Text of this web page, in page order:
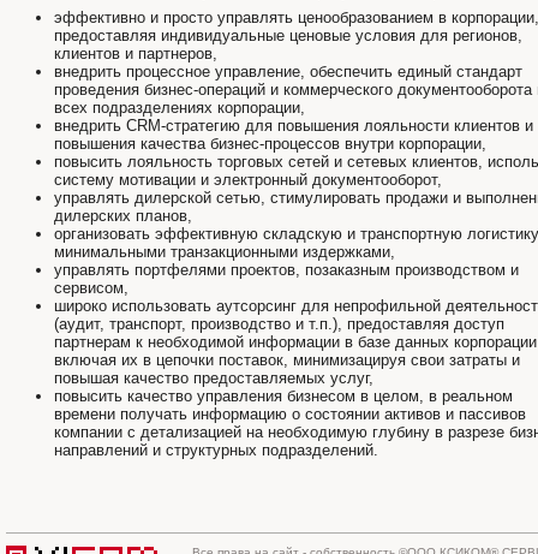
эффективно и просто управлять ценообразованием в корпорации,
предоставляя индивидуальные ценовые условия для регионов,
клиентов и партнеров,
внедрить процессное управление, обеспечить единый стандарт
проведения бизнес-операций и коммерческого документооборота
всех подразделениях корпорации,
внедрить CRM-стратегию для повышения лояльности клиентов и
повышения качества бизнес-процессов внутри корпорации,
повысить лояльность торговых сетей и сетевых клиентов,
систему мотивации и электронный документооборот,
управлять дилерской сетью, стимулировать продажи и
дилерских планов,
организовать эффективную складскую и транспортную
минимальными транзакционными издержками,
управлять портфелями проектов, позаказным производством и
сервисом,
широко использовать аутсорсинг для непрофильной
(аудит, транспорт, производство и т.п.), предоставляя доступ
партнерам к необходимой информации в базе данных
включая их в цепочки поставок, минимизацируя свои затраты и
повышая качество предоставляемых услуг,
повысить качество управления бизнесом в целом, в реальном
времени получать информацию о состоянии активов и пассивов
компании с детализацией на необходимую глубину в разрезе
направлений и структурных подразделений.